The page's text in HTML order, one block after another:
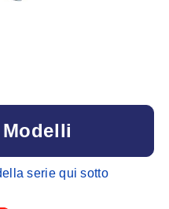
serie qui sotto